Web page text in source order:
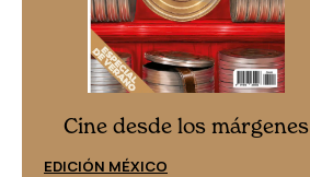
Cine desde los márgenes
EDICIÓN MÉXICO